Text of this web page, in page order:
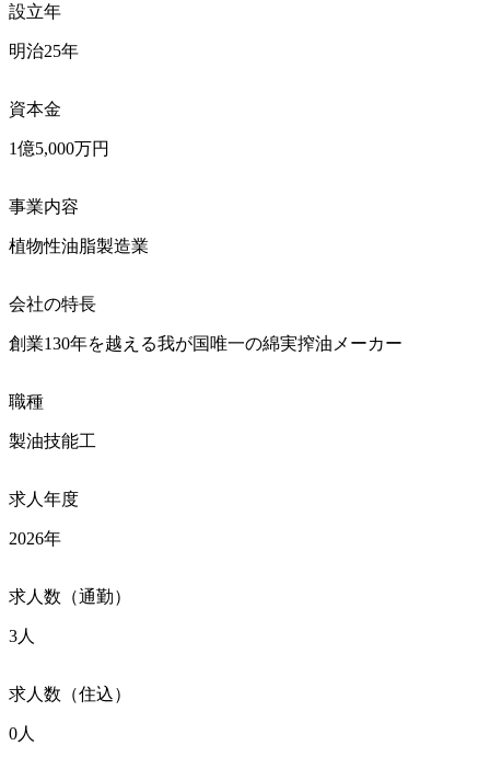
設立年
明治25年
資本金
1億5,000万円
事業内容
植物性油脂製造業
会社の特長
創業130年を越える我が国唯一の綿実搾油メーカー
職種
製油技能工
求人年度
2026年
求人数（通勤）
3人
求人数（住込）
0人